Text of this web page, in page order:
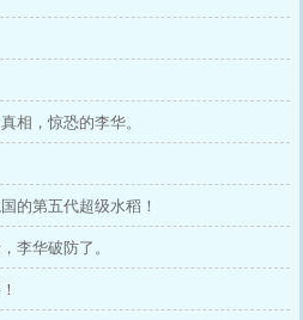
相，惊恐的李华。
的第五代超级水稻！
李华破防了。